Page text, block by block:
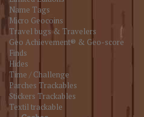
Name Tags
Micro Geocoins
Travel bugs & Travelers
Geo Achievement® & Geo-score
Finds
Hides
Time / Challenge
Parches Trackables
Stickers Trackables
Textil trackable